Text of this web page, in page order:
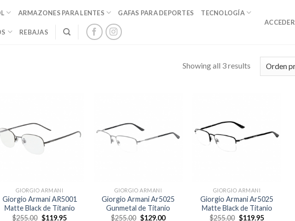
ARMAZONES PARA LENTES GAFAS PARA DEPORTES TECNOLOGÍA
REBAJAS
ACCEDER
Showing all 3 results
GIORGIO ARMANI
Giorgio Armani AR5001
Matte Black de Titanio
$255.00 El
$119.95El
GIORGIO ARMANI
Giorgio Armani Ar5025
Gunmetal de Titanio
$255.00 El
$129.00El
GIORGIO ARMANI
Giorgio Armani Ar5025
Matte Black de Titanio
$255.00 El
$119.95El